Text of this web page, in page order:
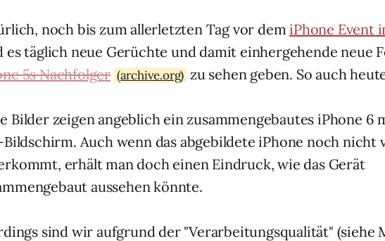
noch bis zum allerletzten Tag vor demiPhone Event
es täglich neue Gerüchte und damit einhergehende neue
5s Nachfolger (archive.org) zu sehen geben. So auch
Bilder zeigen angeblich ein zusammengebautes iPhone 6
Auch wenn das abgebildete iPhone noch nicht
erhält man doch einen Eindruck, wie das Gerät
aussehen könnte.
sind wir aufgrund der "Verarbeitungsqualität" (siehe